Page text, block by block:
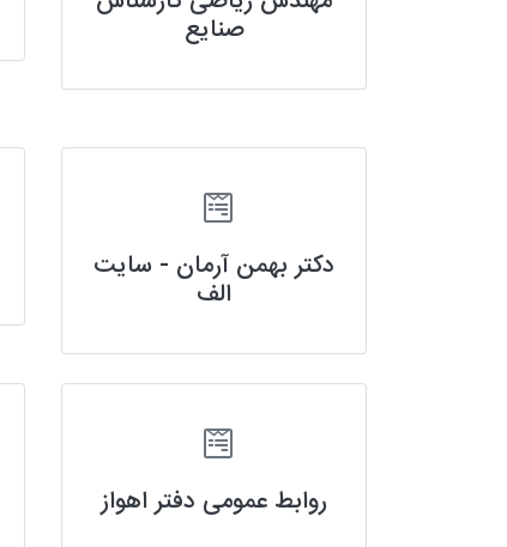
صنایع
دکتر بهمن آرمان - سایت
الف
روابط عمومی دفتر اهواز